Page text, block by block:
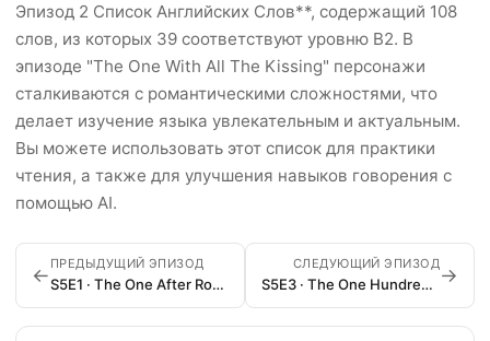
Эпизод 2 Список Английских Слов**, содержащий 108
слов, из которых 39 соответствуют уровню B2. В
эпизоде "The One With All The Kissing" персонажи
сталкиваются с романтическими сложностями, что
делает изучение языка увлекательным и актуальным.
Вы можете использовать этот список для практики
чтения, а также для улучшения навыков говорения с
помощью AI.
← ПРЕДЫДУЩИЙ ЭПИЗОД
S5E1 · The One After Ross Says Rachel
СЛЕДУЮЩИЙ ЭПИЗОД
S5E3 · The One Hundredth →